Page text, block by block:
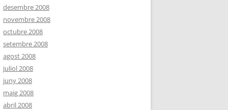
desembre 2008
novembre 2008
octubre 2008
setembre 2008
agost 2008
juliol 2008
juny 2008
maig 2008
abril 2008